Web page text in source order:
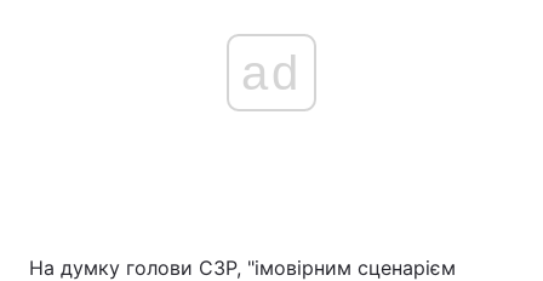
ad
На думку голови СЗР, "імовірним сценарієм